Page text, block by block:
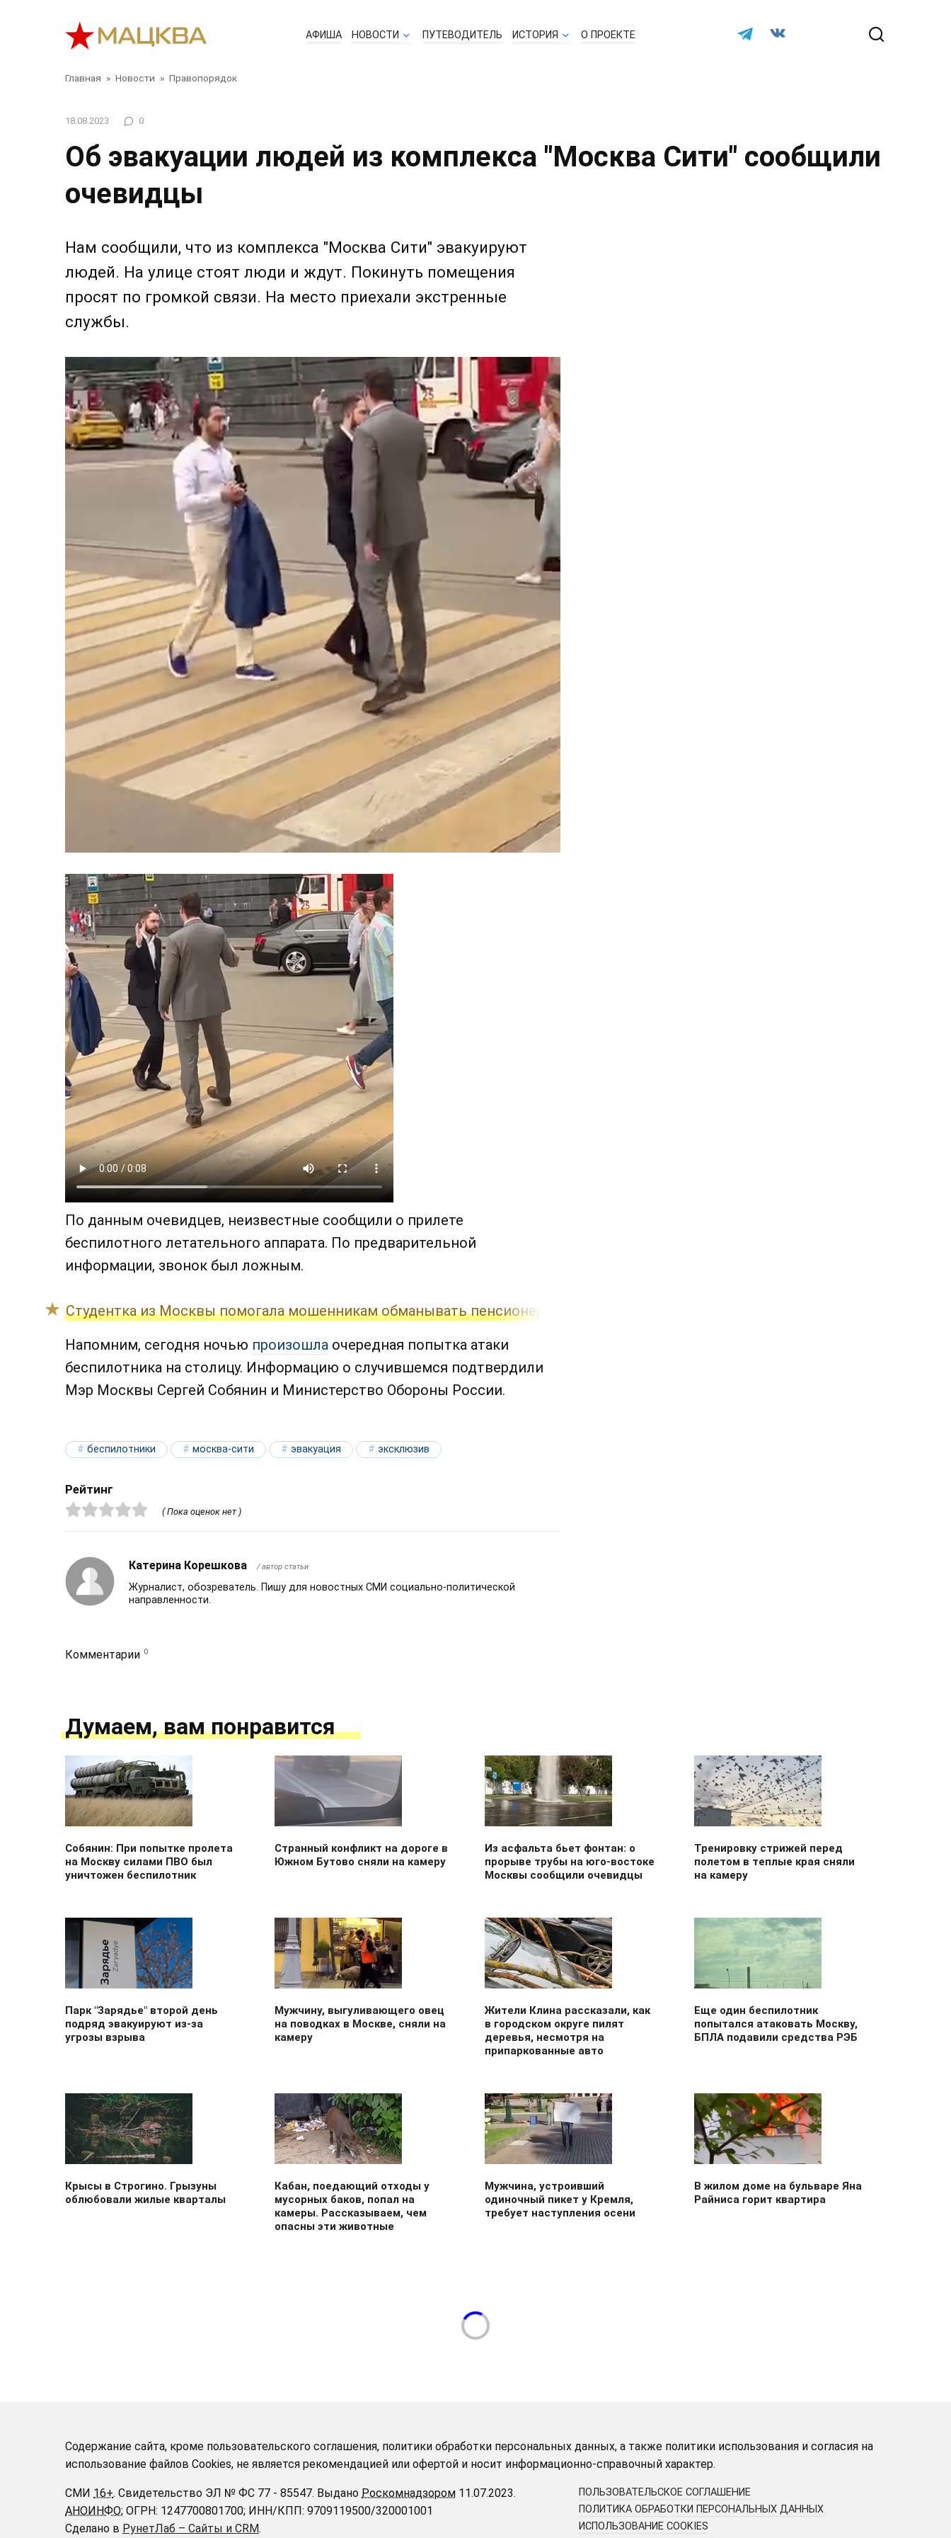
АФИША НОВОСТИ ПУТЕВОДИТЕЛЬ ИСТОРИЯ О ПРОЕКТЕ
Главная » Новости » Правопорядок
18.08.2023 0
Об эвакуации людей из комплекса "Москва Сити" сообщили
очевидцы
Нам сообщили, что из комплекса "Москва Сити" эвакуируют
людей. На улице стоят люди и ждут. Покинуть помещения
просят по громкой связи. На место приехали экстренные
службы.
По данным очевидцев, неизвестные сообщили о прилете
беспилотного летательного аппарата. По предварительной
информации, звонок был ложным.
Студентка из Москвы помогала мошенникам обманывать пенсионеров. Ее задержала полиция
Напомним, сегодня ночью произошла очередная попытка атаки
беспилотника на столицу. Информацию о случившемся подтвердили
Мэр Москвы Сергей Собянин и Министерство Обороны России.
беспилотники москва-сити эвакуация эксклюзив
Рейтинг
( Пока оценок нет )
Катерина Корешкова / автор статьи
Журналист, обозреватель. Пишу для новостных СМИ социально-политической
направленности.
Комментарии 0
Думаем, вам понравится
Собянин: При попытке пролета
на Москву силами ПВО был
уничтожен беспилотник
Странный конфликт на дороге в
Южном Бутово сняли на камеру
Из асфальта бьет фонтан: о
прорыве трубы на юго-востоке
Москвы сообщили очевидцы
Тренировку стрижей перед
полетом в теплые края сняли
на камеру
Парк "Зарядье" второй день
подряд эвакуируют из-за
угрозы взрыва
Мужчину, выгуливающего овец
на поводках в Москве, сняли на
камеру
Жители Клина рассказали, как
в городском округе пилят
деревья, несмотря на
припаркованные авто
Еще один беспилотник
попытался атаковать Москву,
БПЛА подавили средства РЭБ
Крысы в Строгино. Грызуны
облюбовали жилые кварталы
Кабан, поедающий отходы у
мусорных баков, попал на
камеры. Рассказываем, чем
опасны эти животные
Мужчина, устроивший
одиночный пикет у Кремля,
требует наступления осени
В жилом доме на бульваре Яна
Райниса горит квартира
Содержание сайта, кроме пользовательского соглашения, политики обработки персональных данных, а также политики использования и согласия на
использование файлов Cookies, не является рекомендацией или офертой и носит информационно-справочный характер.
СМИ 16+. Свидетельство ЭЛ № ФС 77 - 85547. Выдано Роскомнадзором 11.07.2023.
АНОИНФО; ОГРН: 1247700801700; ИНН/КПП: 9709119500/320001001
Сделано в РунетЛаб – Сайты и CRM.
ПОЛЬЗОВАТЕЛЬСКОЕ СОГЛАШЕНИЕ
ПОЛИТИКА ОБРАБОТКИ ПЕРСОНАЛЬНЫХ ДАННЫХ
ИСПОЛЬЗОВАНИЕ COOKIES